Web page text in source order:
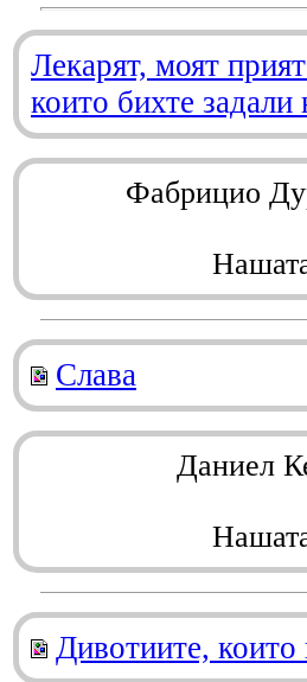
Лекарят, моят
които бихте
Фабрицио
Слава
Даниел
Дивотиите,